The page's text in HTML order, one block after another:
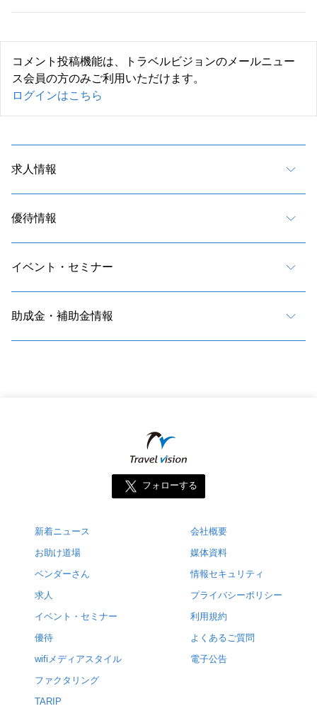
コメント投稿機能は、トラベルビジョンのメールニュー
ス会員の方のみご利用いただけます。
ログインはこちら
求人情報
優待情報
イベント・セミナー
助成金・補助金情報
フォローする
新着ニュース
お助け道場
ベンダーさん
求人
イベント・セミナー
優待
wifiメディアスタイル
ファクタリング
TARIP
会社概要
媒体資料
情報セキュリティ
プライバシーポリシー
利用規約
よくあるご質問
電子公告